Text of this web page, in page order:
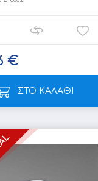
€
ΣΤΟ ΚΑΛΑΘΙ